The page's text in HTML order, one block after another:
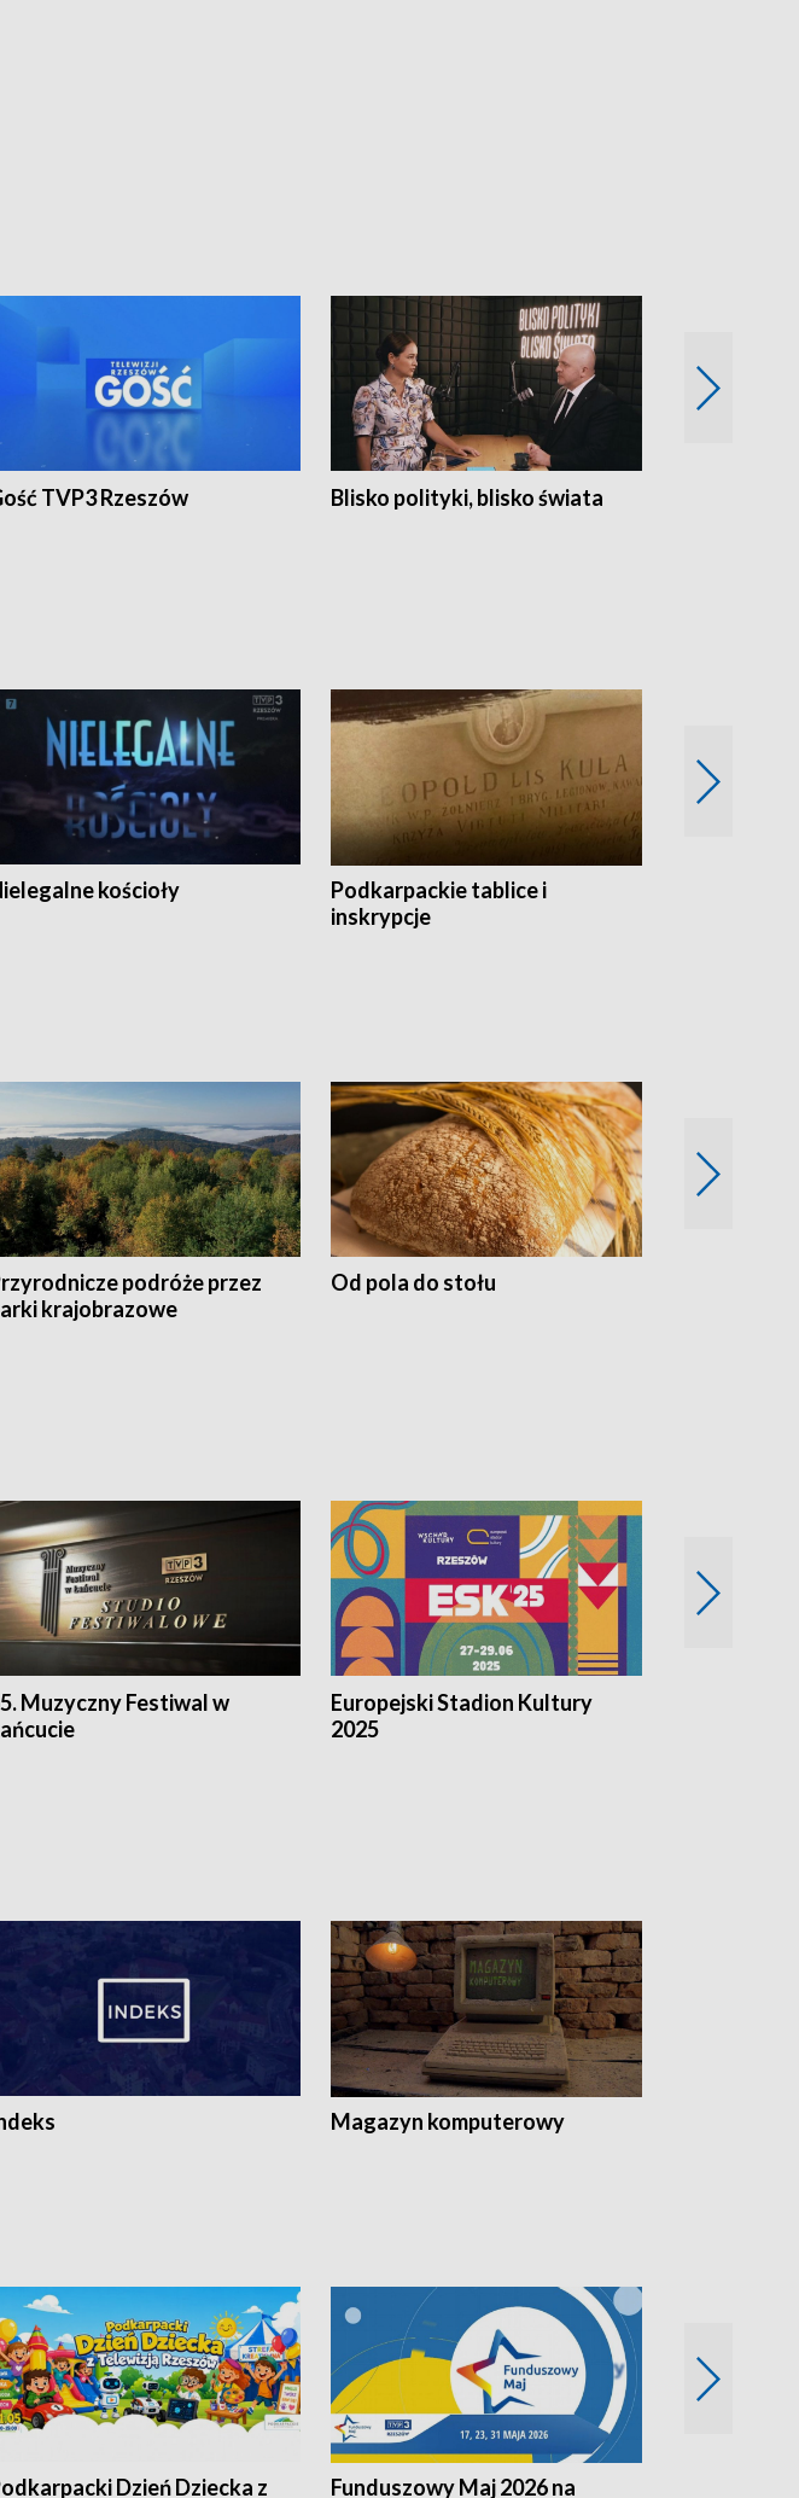
TVP3 Rzeszów Blisko polityki, blisko świata
kościoły
Podkarpackie tablice i
inskrypcje
podróże przez
krajobrazowe
Od pola do stołu
Muzyczny Festiwal w
Europejski Stadion Kultury
2025
Magazyn komputerowy
Dzień Dziecka z Funduszowy Maj 2026 na